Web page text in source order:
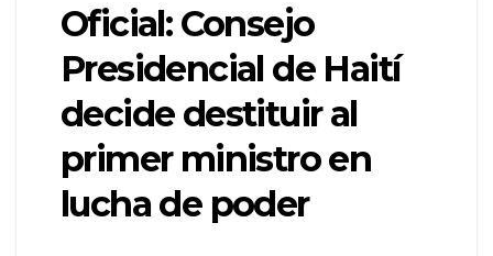
Oficial: Consejo
Presidencial de Haití
decide destituir al
primer ministro en
lucha de poder